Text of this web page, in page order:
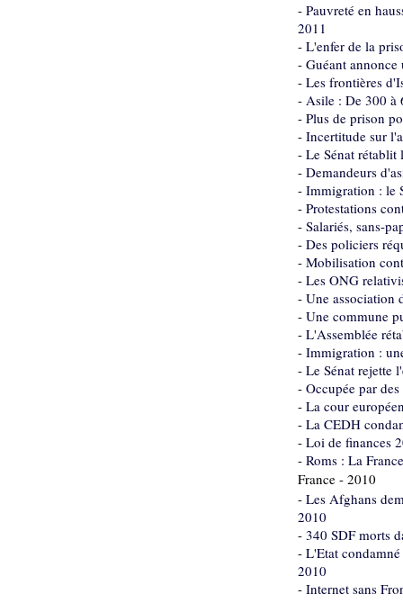
- Pauvreté en
2011
- L'enfer de la
- Guéant
- Les frontières
- Asile : De 300 à
- Plus de prison
- Incertitude sur
- Le Sénat rétablit
- Demandeurs
- Immigration : le
- Protestations
- Salariés, sans-
- Des policiers
- Mobilisation
- Les ONG
- Une association
- Une commune
- L'Assemblée
- Immigration :
- Le Sénat rejette
- Occupée par
- La cour
- La CEDH
- Loi de finances
- Roms : La
France - 2010
- Les Afghans
2010
- 340 SDF morts
- L'Etat
2010
- Internet sans